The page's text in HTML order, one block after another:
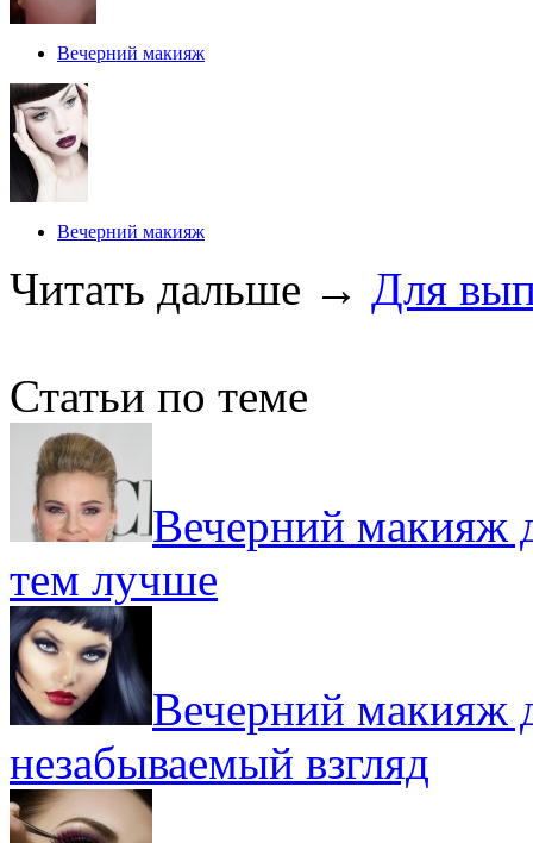
Вечерний макияж
Вечерний макияж
Читать дальше → Для
Статьи по теме
Вечерний макияж
тем лучше
Вечерний макияж
незабываемый взгляд